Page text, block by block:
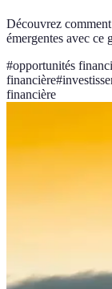
Découvrez
émergentes avec ce
#opportunités
financière#
financière